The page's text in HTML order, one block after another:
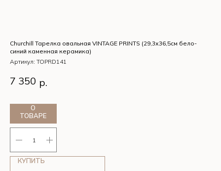
Churchill Тарелка овальная VINTAGE PRINTS (29,3х36,5см бело-
синий каменная керамика)
Артикул: TOPRD141
Churchill Тарелка овальная VINTAGE PRINTS
(29,3х36,5см бело-синий каменная керамика)
7 350 р.
О
ТОВАРЕ
КУПИТЬ